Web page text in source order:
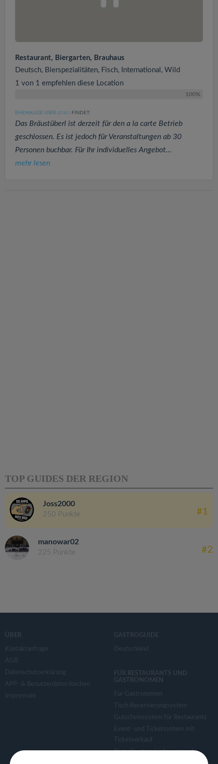
Restaurant, Biergarten, Brauhaus
Deutsch, Bierspezialitäten, Fisch, International, Wild
1 von 1 empfehlen diese Location
100%
EHEMALIGE USER (3742 ) FINDET:
Das Bräustüberl ist derzeit für den a la carte Betrieb
geschlossen. Es ist jedoch für Veranstaltungen ab 30
Personen buchbar. Für Ihr individuelles Angebot...
mehr lesen
TOP GUIDES DER REGION
Joss2000
250 Punkte #1
manowar02
225 Punkte #2
ÜBER
Kontaktanfrage
AGB
Datenschutzerklärung
APP- & Benutzerdaten löschen
Impressum
GASTROGUIDE
Deutschland
FÜR RESTAURANTS UND
GASTRONOMEN
Für Gastronomen
Tisch Reservierungsystem
Gutscheinsystem für Restaurants
Event- und Ticketsystem mit
Ticketverkauf
Bestellsystem Lieferung und